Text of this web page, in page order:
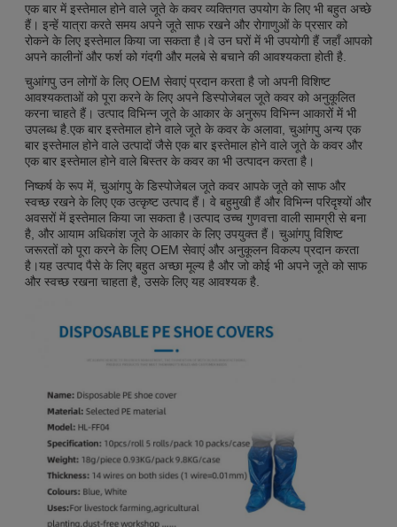
एक बार में इस्तेमाल होने वाले जूते के कवर व्यक्तिगत उपयोग के लिए भी बहुत अच्छे
हैं। इन्हें यात्रा करते समय अपने जूते साफ रखने और रोगाणुओं के प्रसार को
रोकने के लिए इस्तेमाल किया जा सकता है।वे उन घरों में भी उपयोगी हैं जहाँ आपको
अपने कालीनों और फर्श को गंदगी और मलबे से बचाने की आवश्यकता होती है.
चुआंगपु उन लोगों के लिए OEM सेवाएं प्रदान करता है जो अपनी विशिष्ट
आवश्यकताओं को पूरा करने के लिए अपने डिस्पोजेबल जूते कवर को अनुकूलित
करना चाहते हैं। उत्पाद विभिन्न जूते के आकार के अनुरूप विभिन्न आकारों में भी
उपलब्ध है.एक बार इस्तेमाल होने वाले जूते के कवर के अलावा, चुआंगपु अन्य एक
बार इस्तेमाल होने वाले उत्पादों जैसे एक बार इस्तेमाल होने वाले जूते के कवर और
एक बार इस्तेमाल होने वाले बिस्तर के कवर का भी उत्पादन करता है।
निष्कर्ष के रूप में, चुआंगपु के डिस्पोजेबल जूते कवर आपके जूते को साफ और
स्वच्छ रखने के लिए एक उत्कृष्ट उत्पाद हैं। वे बहुमुखी हैं और विभिन्न परिदृश्यों और
अवसरों में इस्तेमाल किया जा सकता है।उत्पाद उच्च गुणवत्ता वाली सामग्री से बना
है, और आयाम अधिकांश जूते के आकार के लिए उपयुक्त हैं। चुआंगपु विशिष्ट
जरूरतों को पूरा करने के लिए OEM सेवाएं और अनुकूलन विकल्प प्रदान करता
है।यह उत्पाद पैसे के लिए बहुत अच्छा मूल्य है और जो कोई भी अपने जूते को साफ
और स्वच्छ रखना चाहता है, उसके लिए यह आवश्यक है.